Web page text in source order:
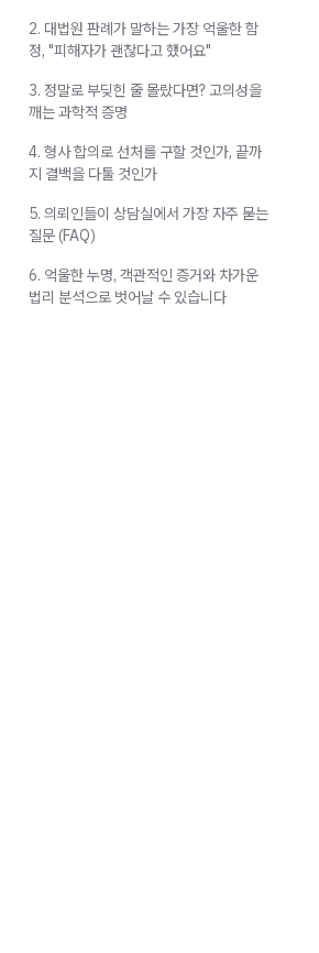
2. 대법원 판례가 말하는 가장 억울한 함
정, "피해자가 괜찮다고 했어요"
3. 정말로 부딪힌 줄 몰랐다면? 고의성을
깨는 과학적 증명
4. 형사 합의로 선처를 구할 것인가, 끝까
지 결백을 다툴 것인가
5. 의뢰인들이 상담실에서 가장 자주 묻는
질문 (FAQ)
6. 억울한 누명, 객관적인 증거와 차가운
법리 분석으로 벗어날 수 있습니다